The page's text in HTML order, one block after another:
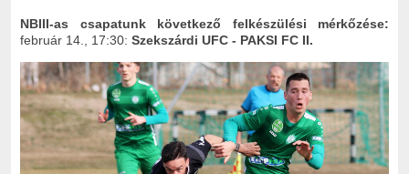
NBIII-as csapatunk következő felkészülési mérkőzése:
február 14., 17:30: Szekszárdi UFC - PAKSI FC II.